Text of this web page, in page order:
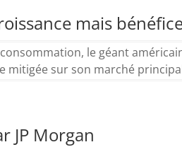
mais
le géant
mitigée sur son marché
JP Morgan